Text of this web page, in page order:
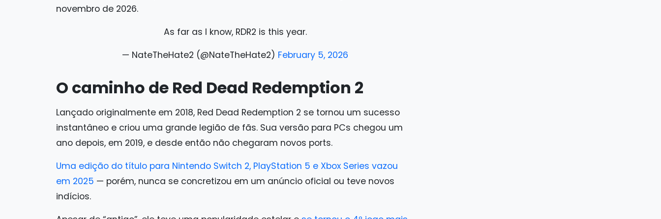
novembro de 2026.
As far as I know, RDR2 is this year.
— NateTheHate2 (@NateTheHate2) February 5, 2026
O caminho de Red Dead Redemption 2
Lançado originalmente em 2018, Red Dead Redemption 2 se tornou um sucesso
instantâneo e criou uma grande legião de fãs. Sua versão para PCs chegou um
ano depois, em 2019, e desde então não chegaram novos ports.
Uma edição do título para Nintendo Switch 2, PlayStation 5 e Xbox Series vazou
em 2025 — porém, nunca se concretizou em um anúncio oficial ou teve novos
indícios.